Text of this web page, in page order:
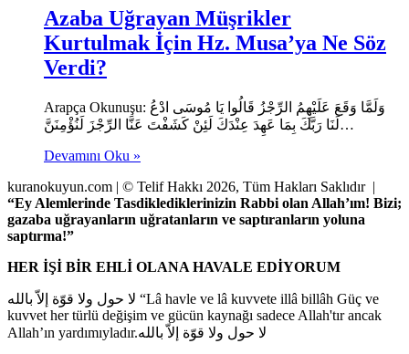
Azaba Uğrayan Müşrikler
Kurtulmak İçin Hz. Musa’ya Ne Söz
Verdi?
Arapça Okunuşu: وَلَمَّا وَقَعَ عَلَيْهِمُ الرِّجْزُ قَالُوا يَا مُوسَى ادْعُ
لَنَا رَبَّكَ بِمَا عَهِدَ عِنْدَكَ لَئِنْ كَشَفْتَ عَنَّا الرِّجْزَ لَنُؤْمِنَنَّ…
Devamını Oku »
kuranokuyun.com | © Telif Hakkı 2026, Tüm Hakları Saklıdır |
“Ey Alemlerinde Tasdiklediklerinizin Rabbi olan Allah’ım! Bizi;
gazaba uğrayanların uğratanların ve saptıranların yoluna
saptırma!”
HER İŞİ BİR EHLİ OLANA HAVALE EDİYORUM
لا حول ولا قوّة إلاّ بالله “Lâ havle ve lâ kuvvete illâ billâh Güç ve
kuvvet her türlü değişim ve gücün kaynağı sadece Allah'tır ancak
Allah’ın yardımıyladır.لا حول ولا قوّة إلاّ بالله